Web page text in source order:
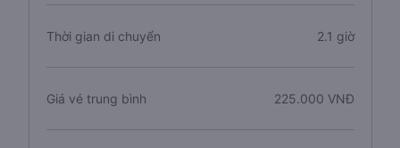
Thời gian di chuyển 2.1 giờ
Giá vé trung bình 225.000 VNĐ